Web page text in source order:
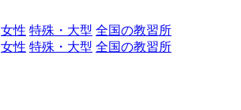
女性 特殊・大型 全国の教習所
女性 特殊・大型 全国の教習所